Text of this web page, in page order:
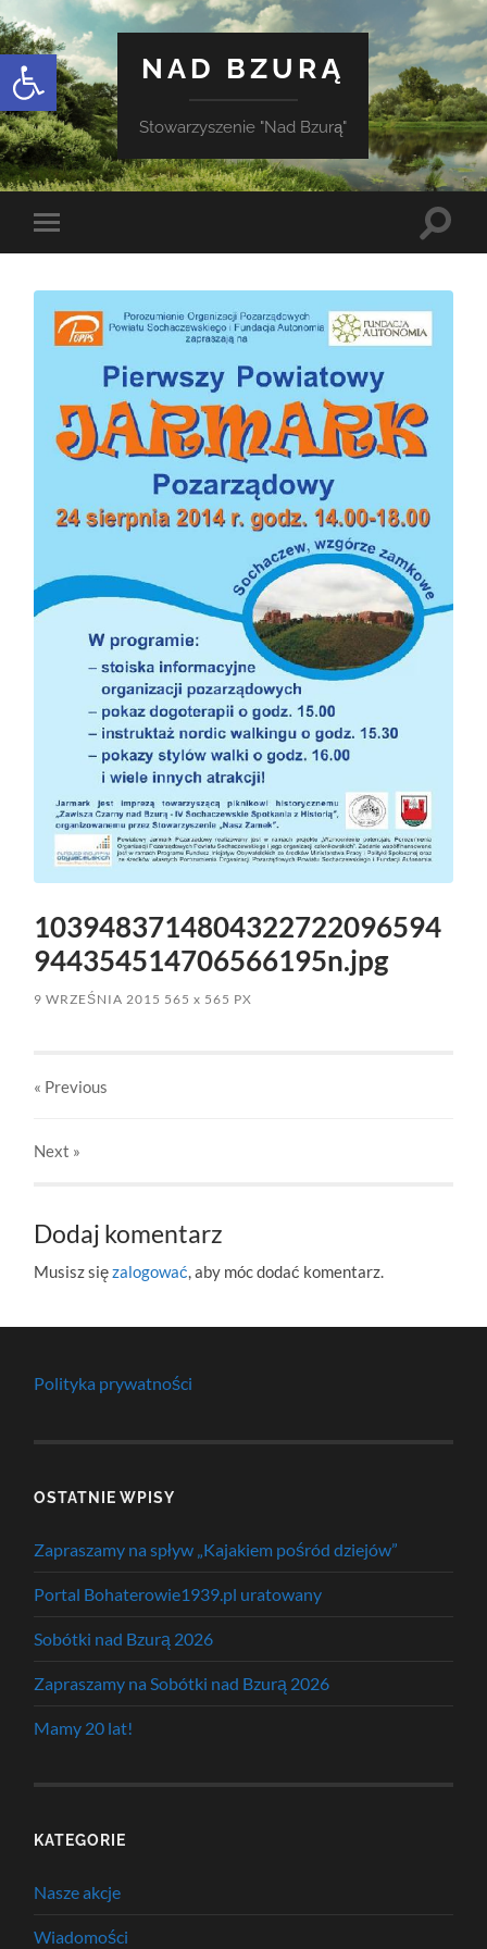
Otwórz pasek narzędzi
NAD BZURĄ
Stowarzyszenie "Nad Bzurą"
Toggle
mobile
Toggle
1039483714804322722096594
944354514706566195n.jpg
9 WRZEŚNIA 2015 565x 565 PX
« Previous
Next »
Dodaj komentarz
Musisz sięzalogować, aby móc dodać komentarz.
Polityka prywatności
OSTATNIE WPISY
Zapraszamy na spływ „Kajakiem pośród dziejów”
Portal Bohaterowie1939.pl uratowany
Sobótki nad Bzurą 2026
Zapraszamy na Sobótki nad Bzurą 2026
Mamy 20 lat!
KATEGORIE
Nasze akcje
Wiadomości